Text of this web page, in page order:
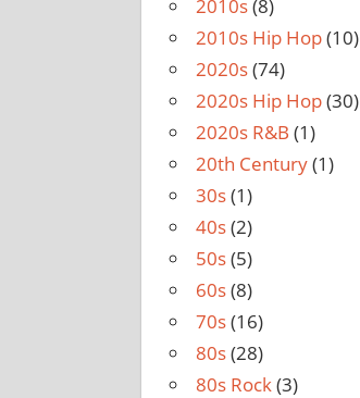
2010s(8)
2010s Hip Hop(10)
2020s(74)
2020s Hip Hop(30)
2020s R&B (1)
20th Century(1)
30s(1)
40s(2)
50s(5)
60s(8)
70s(16)
80s(28)
80s Rock(3)